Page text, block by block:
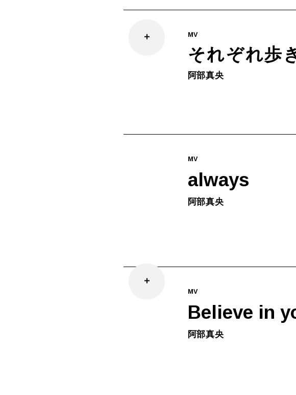
MV
それぞれ歩
阿部真央
MV
always
阿部真央
MV
Believe in
阿部真央